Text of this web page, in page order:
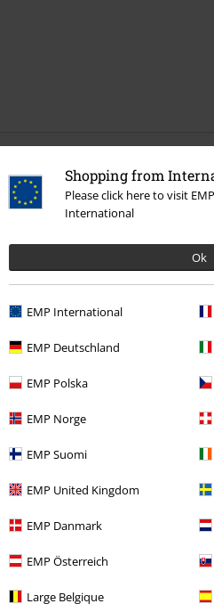
Shopping from
Please click here to visit
International
Ok
EMP International
EMP Deutschland
EMP Polska
EMP Norge
EMP Suomi
EMP United Kingdom
EMP Danmark
EMP Österreich
Large Belgique
Mehr Kategorien. Mehr
Band Merch Genre Rock
Sale % Medien Vinyl
Greif einen 15%* Gutschein ab,
Ich bin damit einverstanden, den
ein, dass die E.M.P. Merchandising
personenbezogenen Daten verarbeitet
regelmäßig über ihr Angebot zu
personenbezogenen Daten erfolgt
der
. Ich kann
durch Anklicken des Abmeldelinks